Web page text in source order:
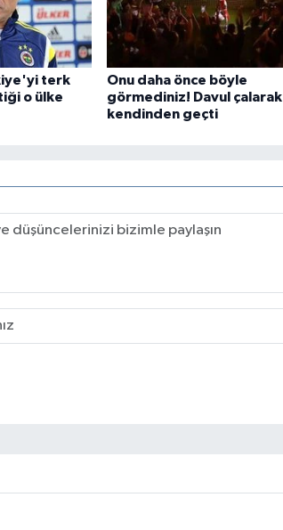
terk
o ülke
Onu daha önce böyle
görmediniz! Davul çalarak
kendinden geçti